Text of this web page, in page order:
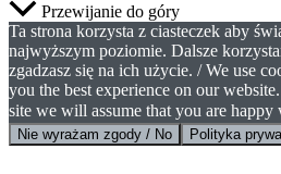
Przewijanie do góry
Ta strona korzysta z ciasteczek aby
najwyższym poziomie. Dalsze
zgadzasz się na ich użycie. / We use
you the best experience on our
site we will assume that you are happy
Nie wyrażam zgody / No
Polityka